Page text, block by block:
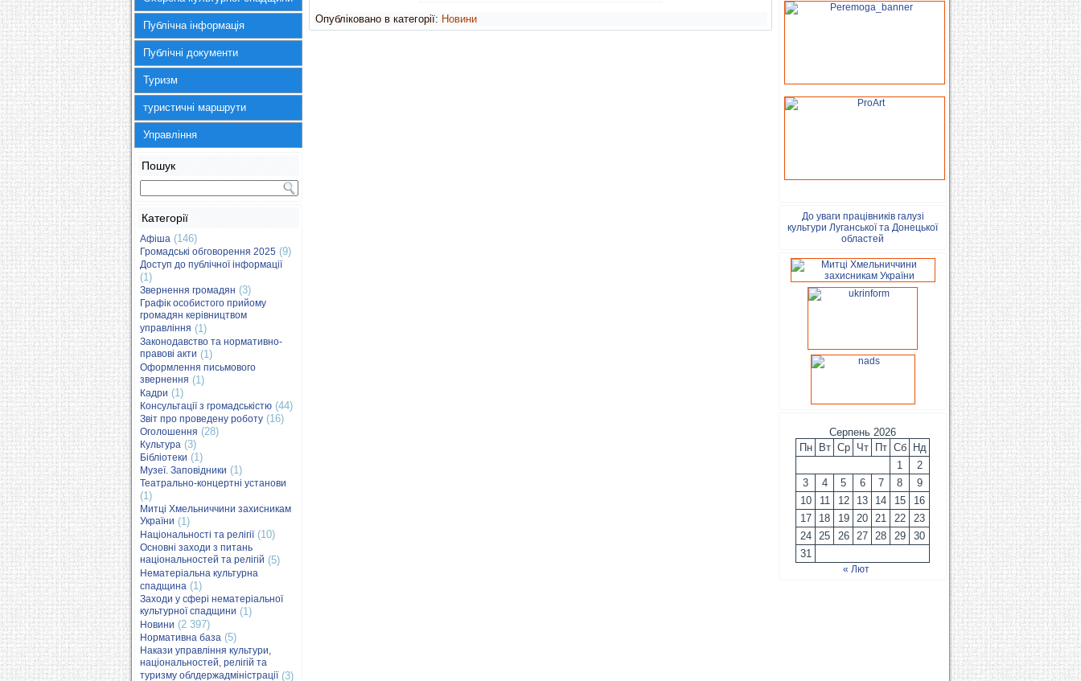
Публічна інформація
Публічні документи
Туризм
туристичні маршрути
Управління
Пошук
Категорії
Афіша (146)
Громадські обговорення 2025 (9)
Доступ до публічної інформації
(1)
Звернення громадян (3)
Графік особистого прийому
громадян керівництвом
управління (1)
Законодавство та нормативно-
правові акти (1)
Оформлення письмового
звернення (1)
Кадри (1)
Консультації з громадськістю (44)
Звіт про проведену роботу (16)
Оголошення (28)
Культура (3)
Бібліотеки (1)
Музеї. Заповідники (1)
Театрально-концертні установи
(1)
Митці Хмельниччини захисникам
України (1)
Національності та релігії(10)
Основні заходи з питань
національностей та релігій (5)
Нематеріальна культурна
спадщина (1)
Заходи у сфері нематеріальної
культурної спадщини (1)
Новини (2 397)
Нормативна база (5)
Накази управління культури,
національностей, релігій та
туризму облдержадміністрації(3)
Опубліковано в категорії: Новини
До уваги працівників галузі
культури Луганської та Донецької
областей
Серпень 2026
Пн
Вт Ср Чт Пт Сб
Нд
1
2
3
4 5 6 7 8
9
10
11 12 13 14 15
16
17
18 19 20 21 22
23
24
25 26 27 28 29
30
31
« Лют